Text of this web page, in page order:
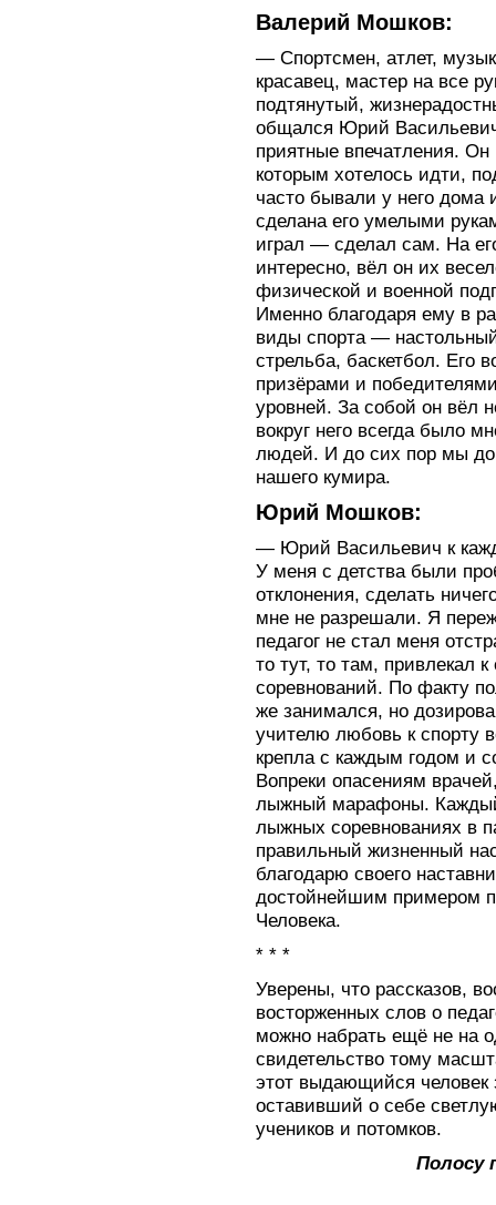
Валерий Мошков:
— Спортсмен, атлет,
красавец, мастер на все
подтянутый,
общался Юрий
приятные впечатления.
которым хотелось идти,
часто бывали у него
сделана его умелыми
играл — сделал сам. На
интересно, вёл он их
физической и военной
Именно благодаря ему в
виды спорта —
стрельба, баскетбол. Его
призёрами и
уровней. За собой он вёл
вокруг него всегда было
людей. И до сих пор мы
нашего кумира.
Юрий Мошков:
— Юрий Васильевич к
У меня с детства были
отклонения, сделать
мне не разрешали. Я
педагог не стал меня
то тут, то там, привлекал
соревнований. По факту
же занимался, но
учителю любовь к спорту
крепла с каждым годом и
Вопреки опасениям
лыжный марафоны. Каждый
лыжных соревнованиях в
правильный жизненный
благодарю своего
достойнейшим примером
Человека.
* * *
Уверены, что рассказов,
восторженных слов о
можно набрать ещё не на
свидетельство тому
этот выдающийся
оставивший о себе
учеников и потомков.
Полосу